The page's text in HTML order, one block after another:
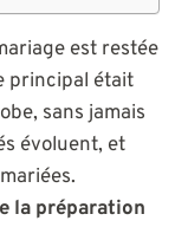
est restée
principal était
sans jamais
évoluent, et
la préparation